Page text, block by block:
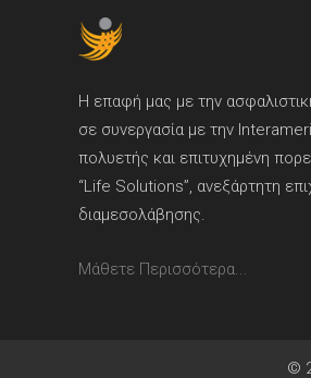
Η επαφή μας με την
σε συνεργασία με την
πολυετής και επιτυχημένη
“Life Solutions”, ανεξάρτητη
διαμεσολάβησης.
Μάθετε Περισσότερα...
©